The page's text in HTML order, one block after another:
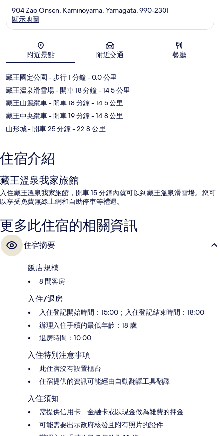
地圖
904 Zao Onsen, Kaminoyama, Yamagata, 990-2301
顯示地圖
附近景點 附近交通 餐廳
藏王國定公園 - 步行 1 分鐘- 0.0 公里
藏王溫泉滑雪場- 開車 18 分鐘- 14.5 公里
藏王山麓纜車- 開車 18 分鐘- 14.5 公里
藏王中央纜車- 開車 19 分鐘- 14.8 公里
山形城- 開車 25 分鐘- 22.8 公里
住宿介紹
藏王溫泉我家旅館
入住藏王溫泉我家旅館，開車 15 分鐘內就可以到藏王溫泉滑雪場。您可
以享受免費無線上網和自助停車等禮遇。
更多此住宿的相關資訊
住宿摘要
飯店規模
8 間客房
入住/退房
入住登記開始時間：15:00；入住登記結束時間：18:00
辦理入住手續的最低年齡：18 歲
退房時間：10:00
入住特別注意事項
此住宿沒有設置櫃台
住宿提供的資訊可能經由自動翻譯工具翻譯
入住須知
需提供信用卡、金融卡或以現金做為雜費的押金
可能需要出示政府核發且附有照片的證件